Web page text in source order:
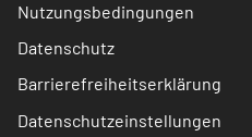
Nutzungsbedingungen
Datenschutz
Barrierefreiheitserklärung
Datenschutzeinstellungen